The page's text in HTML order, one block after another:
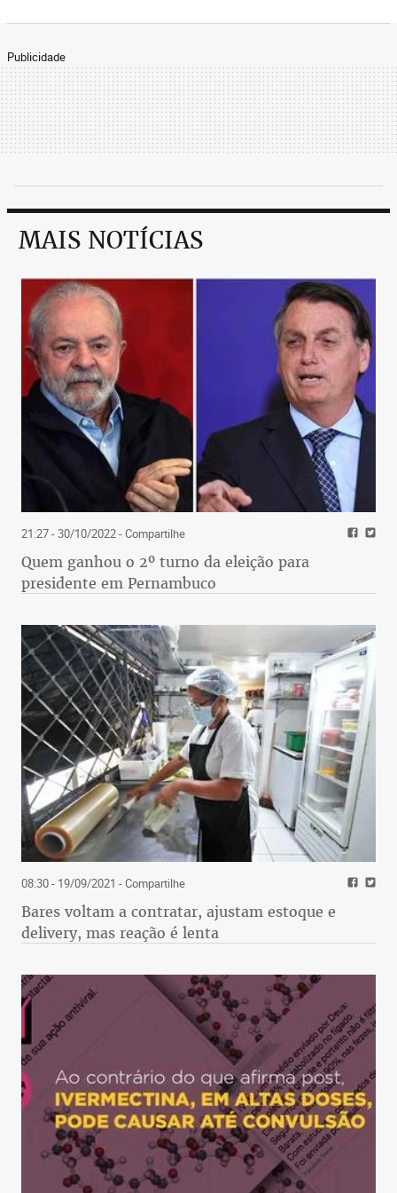
embora vcs tentam a todo custo esconder, a
torcida do cruzeiro simplesmente te odeia e a
unica xacota aqui é vc sua franga velha
Publicidade
MAIS NOTÍCIAS
21:27 - 30/10/2022- Compartilhe
Quem ganhou o 2º turno da eleição para
presidente em Pernambuco
08:30 - 19/09/2021 - Compartilhe
Bares voltam a contratar, ajustam estoque e
delivery, mas reação é lenta